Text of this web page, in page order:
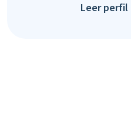
Leer